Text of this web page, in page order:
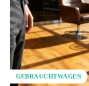
GEBRAUCHTWAGEN